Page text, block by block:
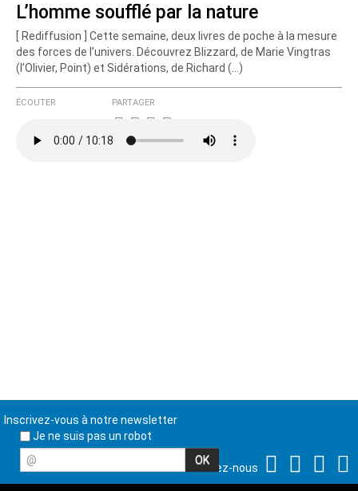
L’homme soufflé par la nature
[ Rediffusion ] Cette semaine, deux livres de poche à la mesure
des forces de l’univers. Découvrez Blizzard, de Marie Vingtras
(l’Olivier, Point) et Sidérations, de Richard (…)
ÉCOUTER PARTAGER
Inscrivez-vous à notre newsletter
Je ne suis pas un robot
@
Suivez-nous